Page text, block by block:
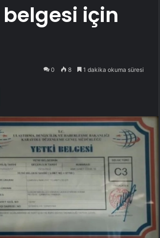
için
0 8 1 dakika okuma süresi